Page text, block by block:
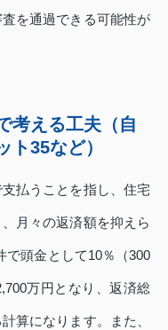
を通過できる可能性が
考える工夫（自
ト35など）
払うことを指し、住宅
月々の返済額を抑えら
で頭金として10％（300
万円となり、返済総
算になります。また、